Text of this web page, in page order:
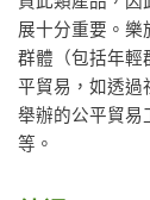
展十分重要。樂
群體（包括年輕
平貿易，如透過
舉辦的公平貿易
等。